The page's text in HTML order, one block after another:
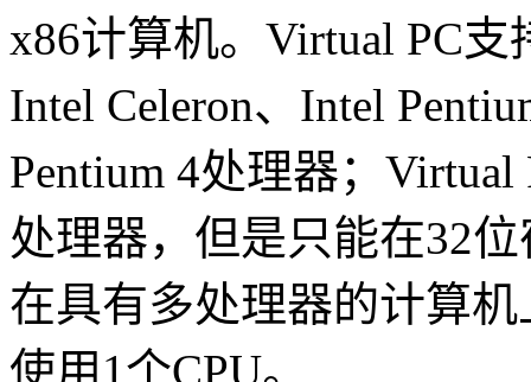
x86计算机。Virtual PC
Intel Celeron、Intel
Pentium 4处理器；
处理器，但是只能在32
在具有多处理器的计算
使用1个CPU。